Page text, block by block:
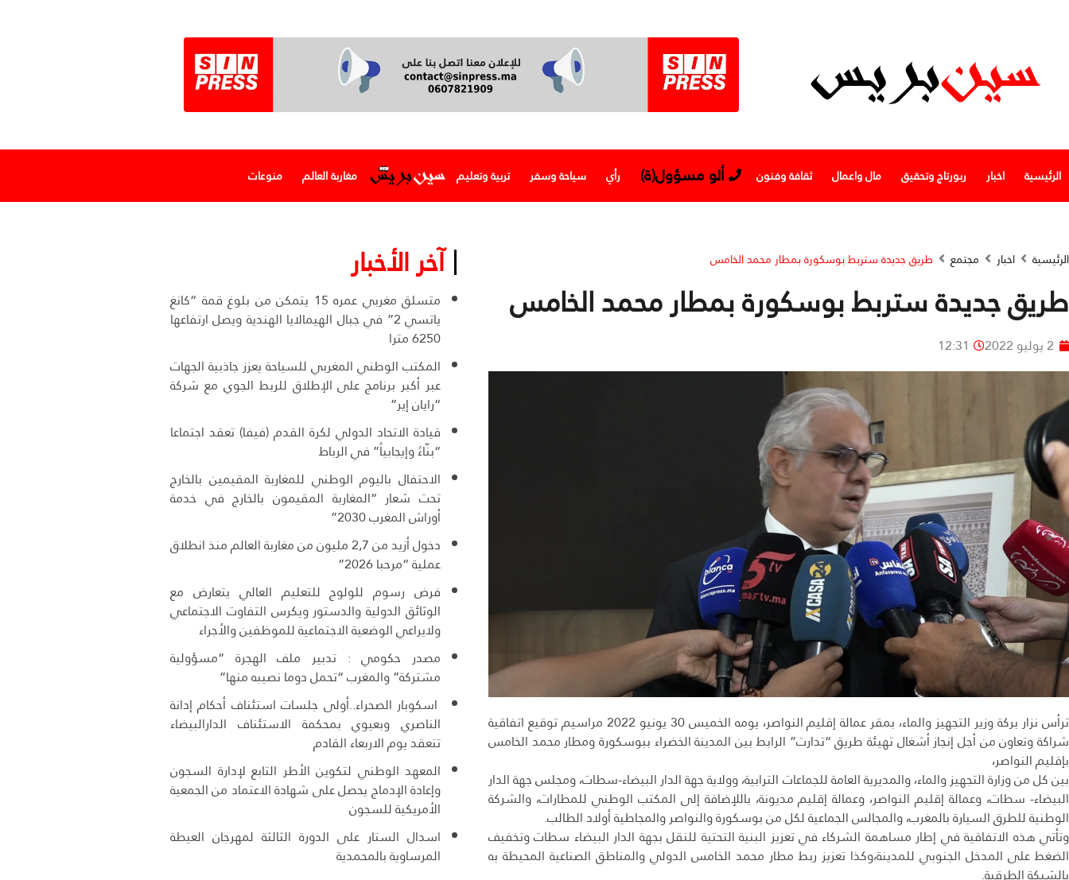
الرئيسية اخبار ربورتاج وتحقيق مال واعمال ثقافة وفنون ألو مسؤول(ة) رأي سياحة وسفر تربية وتعليم مغاربة العالم منوعات
الرئيسية اخبار مجتمع طريق جديدة ستربط بوسكورة بمطار محمد الخامس
طريق جديدة ستربط بوسكورة بمطار محمد الخامس
2 يوليو 2022 12:31
ترأس نزار بركة وزير التجهيز والماء، بمقر عمالة إقليم النواصر، يومه الخميس 30 يونيو 2022 مراسيم توقيع اتفاقية
شراكة وتعاون من أجل إنجاز أشغال تهيئة طريق “تدارت” الرابط بين المدينة الخضراء ببوسكورة ومطار محمد الخامس
بإقليم النواصر،
بين كل من وزارة التجهيز والماء، والمديرية العامة للجماعات الترابية، وولاية جهة الدار البيضاء-سطات، ومجلس جهة الدار
البيضاء- سطات، وعمالة إقليم النواصر، وعمالة إقليم مديونة، باللإضافة إلى المكتب الوطني للمطارات، والشركة
الوطنية للطرق السيارة بالمغرب، والمجالس الجماعية لكل من بوسكورة والنواصر والمجاطية أولاد الطالب.
وتأتي هذه الاتفاقية في إطار مساهمة الشركاء في تعزيز البنية التحتية للنقل بجهة الدار البيضاء سطات وتخفيف
الضغط على المدخل الجنوبي للمدينة،وكذا تعزيز ربط مطار محمد الخامس الدولي والمناطق الصناعية المحيطة به
آخر الأخبار
متسلق مغربي عمره 15 يتمكن من بلوغ قمة “كانغ
ياتسي 2” في جبال الهيمالايا الهندية ويصل ارتفاعها
6250 مترا
المكتب الوطني المغربي للسياحة يعزز جاذبية الجهات
عبر أكبر برنامج على الإطلاق للربط الجوي مع شركة
“رايان إير”
قيادة الاتحاد الدولي لكرة القدم (فيفا) تعقد اجتماعا
“بنّاءً وإيجابياً” في الرباط
الاحتفال باليوم الوطني للمغاربة المقيمين بالخارج
تحت شعار “المغاربة المقيمون بالخارج في خدمة
أوراش المغرب 2030”
دخول أزيد من 2,7 مليون من مغاربة العالم منذ انطلاق
عملية “مرحبا 2026”
فرض رسوم للولوج للتعليم العالي يتعارض مع
الوثائق الدولية والدستور ويكرس التفاوت الاجتماعي
ولايراعي الوضعية الاجتماعية للموظفين والأجراء
مصدر حكومي : تدبير ملف الهجرة “مسؤولية
مشتركة” والمغرب “تحمل دوما نصيبه منها”
اسكوبار الصحراء..أولى جلسات استئناف أحكام إدانة
الناصري وبعيوي بمحكمة الاستئناف الدارالبيضاء
تنعقد يوم الاربعاء القادم
المعهد الوطني لتكوين الأطر التابع لإدارة السجون
وإعادة الإدماج يحصل على شهادة الاعتماد من الجمعية
الأمريكية للسجون
اسدال الستار على الدورة الثالثة لمهرجان العيطة
المرساوية بالمحمدية